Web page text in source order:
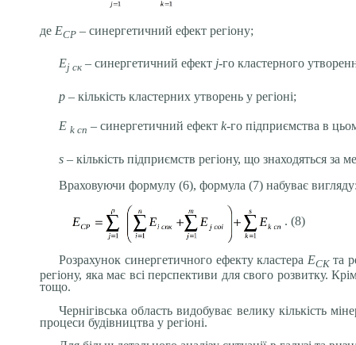
де ЕСР – синергетичний ефект регіону;
Еj cк– синергетичний ефект j-го кластерного
p – кількість кластерних утворень у регіоні;
Е k сп – синергетичний ефект k-го підприємства в
s– кількість підприємств регіону, що знаходяться
Враховуючи формулу (6), формула (7) набуває
. (8)
Розрахунок синергетичного ефекту кластера ЕСК та
регіону, яка має всі перспективи для свого розвитку.
тощо.
Чернігівська область видобуває велику кількість
процеси будівництва у регіоні.